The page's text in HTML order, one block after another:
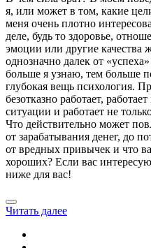
я, или может в том, какие
меня очень плотно
деле, будь то здоровье,
эмоции или другие качества
однозначно далек от
больше я узнаю, тем больше
глубокая вещь психология.
безотказно работает,
ситуации и работает не
Что действительно может
от зарабатывания денег, до
от вредных привычек и что
хороших? Если вас
ниже для вас!
Читать далее